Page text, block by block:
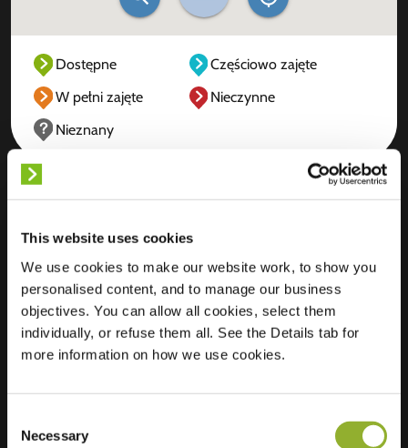
This website uses cookies
We use cookies to make our website work, to show you
personalised content, and to manage our business
objectives. You can allow all cookies, select them
individually, or refuse them all. See the Details tab for
more information on how we use cookies.
Selection
Necessary
Dostępne
Częściowo zajęte
W pełni zajęte
Nieczynne
Nieznany
Middenhaag 207
7815 LB Emmen
Holandia
Regular Charging 1 of 2 available